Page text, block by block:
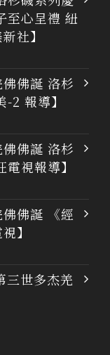
至心呈禮 紐
社】
佛佛誕 洛杉
2 報導】
佛佛誕 洛杉
視報導】
佛佛誕 《經
】
三世多杰羌